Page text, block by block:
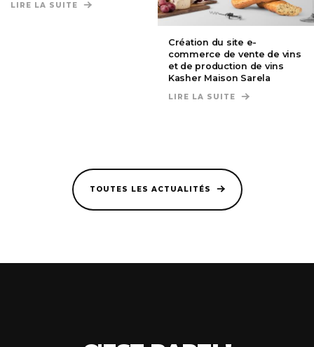
LIRE LA SUITE DE UI ET UX DESIGN DE L'APPLICATION MOBILE
Création du site e-
commerce de vente de vins
et de production de vins
Kasher Maison Sarela
LIRE LA SUITE DE CRÉATION
TOUTES LES ACTUALITÉS